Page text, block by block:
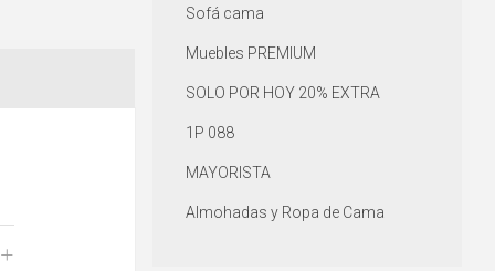
+
Sofá cama
Muebles PREMIUM
SOLO POR HOY 20% EXTRA
1P 088
MAYORISTA
Almohadas y Ropa de Cama